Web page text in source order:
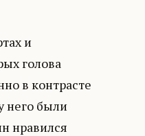
и
голова
в контрасте
него были
нравился